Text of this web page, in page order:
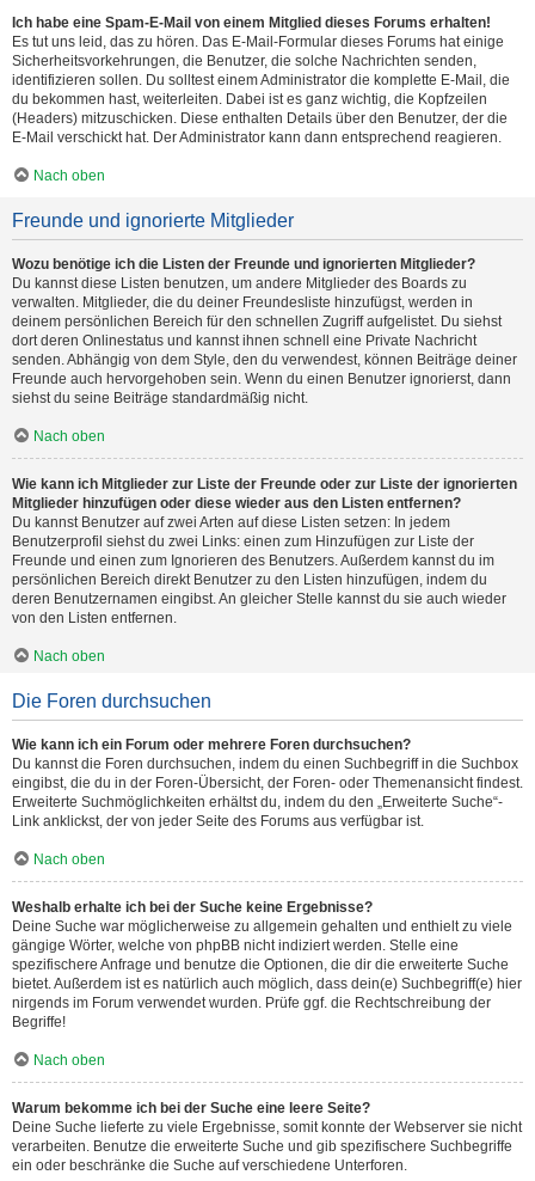
Ich habe eine Spam-E-Mail von einem Mitglied dieses Forums erhalten!
Es tut uns leid, das zu hören. Das E-Mail-Formular dieses Forums hat einige
Sicherheitsvorkehrungen, die Benutzer, die solche Nachrichten senden,
identifizieren sollen. Du solltest einem Administrator die komplette E-Mail, die
du bekommen hast, weiterleiten. Dabei ist es ganz wichtig, die Kopfzeilen
(Headers) mitzuschicken. Diese enthalten Details über den Benutzer, der die
E-Mail verschickt hat. Der Administrator kann dann entsprechend reagieren.
Nach oben
Freunde und ignorierte Mitglieder
Wozu benötige ich die Listen der Freunde und ignorierten Mitglieder?
Du kannst diese Listen benutzen, um andere Mitglieder des Boards zu
verwalten. Mitglieder, die du deiner Freundesliste hinzufügst, werden in
deinem persönlichen Bereich für den schnellen Zugriff aufgelistet. Du siehst
dort deren Onlinestatus und kannst ihnen schnell eine Private Nachricht
senden. Abhängig von dem Style, den du verwendest, können Beiträge deiner
Freunde auch hervorgehoben sein. Wenn du einen Benutzer ignorierst, dann
siehst du seine Beiträge standardmäßig nicht.
Nach oben
Wie kann ich Mitglieder zur Liste der Freunde oder zur Liste der ignorierten
Mitglieder hinzufügen oder diese wieder aus den Listen entfernen?
Du kannst Benutzer auf zwei Arten auf diese Listen setzen: In jedem
Benutzerprofil siehst du zwei Links: einen zum Hinzufügen zur Liste der
Freunde und einen zum Ignorieren des Benutzers. Außerdem kannst du im
persönlichen Bereich direkt Benutzer zu den Listen hinzufügen, indem du
deren Benutzernamen eingibst. An gleicher Stelle kannst du sie auch wieder
von den Listen entfernen.
Nach oben
Die Foren durchsuchen
Wie kann ich ein Forum oder mehrere Foren durchsuchen?
Du kannst die Foren durchsuchen, indem du einen Suchbegriff in die Suchbox
eingibst, die du in der Foren-Übersicht, der Foren- oder Themenansicht findest.
Erweiterte Suchmöglichkeiten erhältst du, indem du den „Erweiterte Suche“-
Link anklickst, der von jeder Seite des Forums aus verfügbar ist.
Nach oben
Weshalb erhalte ich bei der Suche keine Ergebnisse?
Deine Suche war möglicherweise zu allgemein gehalten und enthielt zu viele
gängige Wörter, welche von phpBB nicht indiziert werden. Stelle eine
spezifischere Anfrage und benutze die Optionen, die dir die erweiterte Suche
bietet. Außerdem ist es natürlich auch möglich, dass dein(e) Suchbegriff(e) hier
nirgends im Forum verwendet wurden. Prüfe ggf. die Rechtschreibung der
Begriffe!
Nach oben
Warum bekomme ich bei der Suche eine leere Seite?
Deine Suche lieferte zu viele Ergebnisse, somit konnte der Webserver sie nicht
verarbeiten. Benutze die erweiterte Suche und gib spezifischere Suchbegriffe
ein oder beschränke die Suche auf verschiedene Unterforen.